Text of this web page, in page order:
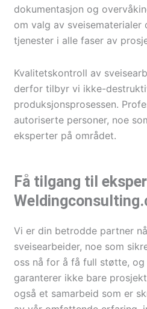
dokumentasjon og
om valg av
tjenester i alle faser av
Kvalitetskontroll av
derfor tilbyr vi ikke-
produksjonsprosessen.
autoriserte personer, noe
eksperter på området.
Få tilgang til
Vi er din betrodde partner
sveisearbeider, noe som
oss nå for å få full støtte,
garanterer ikke bare
også et samarbeid som er